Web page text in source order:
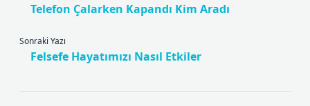
Telefon Çalarken Kapandı Kim Aradı
Sonraki Yazı
Felsefe Hayatımızı Nasıl Etkiler